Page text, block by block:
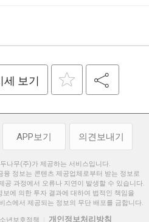
세 보기
APP보기 의견보내기
나무(주)가 제공하는 서비스입니다.
융 정보는 콘텐츠 제공업체로부터 받는 정보로
공 과정에서 오류나 지연이 발생할 수 있습니다.
보에 의한 투자 결과에 대하여 법적인 책임을
스에서 제공되는 정보의 무단 배포를 금합니다.
년보호정책 개인정보처리방침